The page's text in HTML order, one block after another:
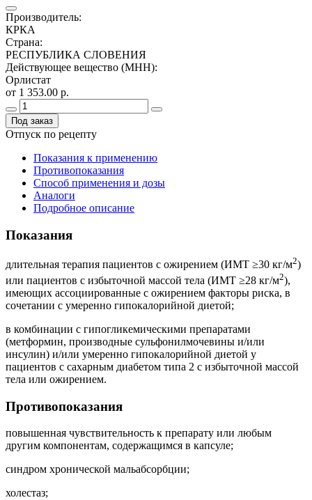
Производитель:
КРКА
Страна:
РЕСПУБЛИКА СЛОВЕНИЯ
Действующее вещество (МНН):
Орлистат
от 1 353.00 р.
Под заказ
Отпуск по рецепту
Показания к применению
Противопоказания
Способ применения и дозы
Аналоги
Подробное описание
Показания
длительная терапия пациентов с ожирением (ИМТ ≥30 кг/м2)
или пациентов с избыточной массой тела (ИМТ ≥28 кг/м2),
имеющих ассоциированные с ожирением факторы риска, в
сочетании с умеренно гипокалорийной диетой;
в комбинации с гипогликемическими препаратами
(метформин, производные сульфонилмочевины и/или
инсулин) и/или умеренно гипокалорийной диетой у
пациентов с сахарным диабетом типа 2 с избыточной массой
тела или ожирением.
Противопоказания
повышенная чувствительность к препарату или любым
другим компонентам, содержащимся в капсуле;
синдром хронической мальабсорбции;
холестаз;